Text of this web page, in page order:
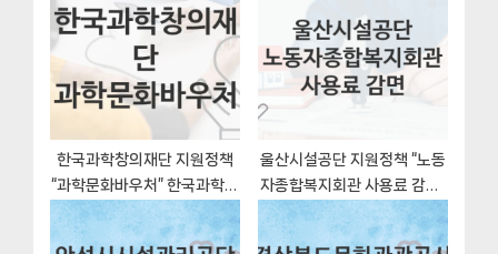
– 신청 일정과 자격조건
한국과학창의재단 지원정책
“과학문화바우처” 한국과학창
의재단 – 신청 구비서류와 자
격
울산시설공단 지원정책 “노동
자종합복지회관 사용료 감면”
서비스 관리부서 – 신청 서류
와 자격